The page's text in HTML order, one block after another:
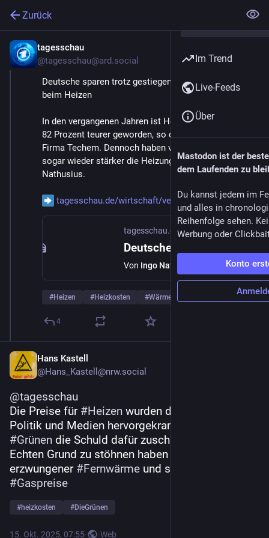
Zurück
tagesschau
@tagesschau@ard.social
Deutsche sparen trotz gestiegener Preise nicht mehr
beim Heizen
In den vergangenen Jahren ist Heizen im Schnitt um
82 Prozent teurer geworden, so der Heizatlas der
Firma Techem. Dennoch haben viele Deutsche zuletzt
sogar wieder stärker die Heizung aufgedreht. Von Ingo
Nathusius.
tagesschau.de/wirtschaft/verbr
tagesschau.de·14. Okt. 2025
Von Ingo Nathusius
#Heizen #Heizkosten #Wärmepumpe
4
Hans Kastell
@Hans_Kastell@nrw.social
@tagesschau
Die Preise für #Heizen wurden doch nur von
#Grünen die Schuld dafür zuschieben konnte.
Echten Grund zu stöhnen haben die Mieter mit
erzwungener #Fernwärme
#Gaspreise
#heizkosten #DieGrünen
15. Okt. 2025, 07:55· ·Web
Im Trend
Live-Feeds
Über
Mastodon ist der
dem Laufenden zu
Du kannst jedem im
und alles in
Reihenfolge sehen.
Werbung oder
Konto